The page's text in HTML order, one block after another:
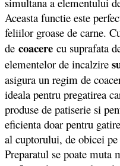
Aceasta functie este
feliilor groase de carne.
de coacere cu suprafata
elementelor de incalzire
asigura un regim de
ideala pentru pregatirea
produse de patiserie si
eficienta doar pentru
al cuptorului, de obicei
Preparatul se poate muta